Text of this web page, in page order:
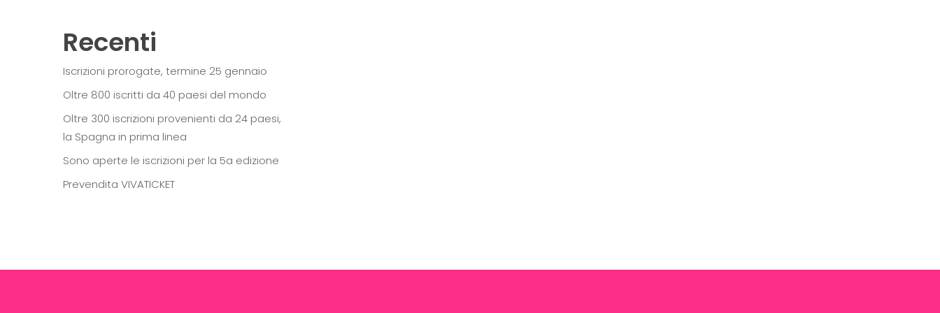
Recenti
Iscrizioni prorogate, termine 25 gennaio
Oltre 800 iscritti da 40 paesi del mondo
Oltre 300 iscrizioni provenienti da 24 paesi,
la Spagna in prima linea
Sono aperte le iscrizioni per la 5a edizione
Prevendita VIVATICKET